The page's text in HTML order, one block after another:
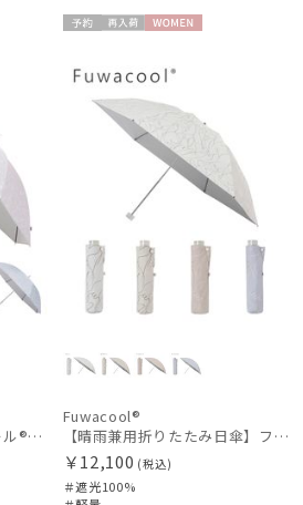
【晴雨兼用日傘】フワクール®ホワイト（Fuwacool® White）ボタニカルグリッター 遮光100 UV100
Fuwacool®
【晴雨兼用折りたたみ日傘】フワクール®ホワイト（Fuwacool® White）ラインフラワー 遮光100 UV100
￥12,100 (税込)
＃遮光100%